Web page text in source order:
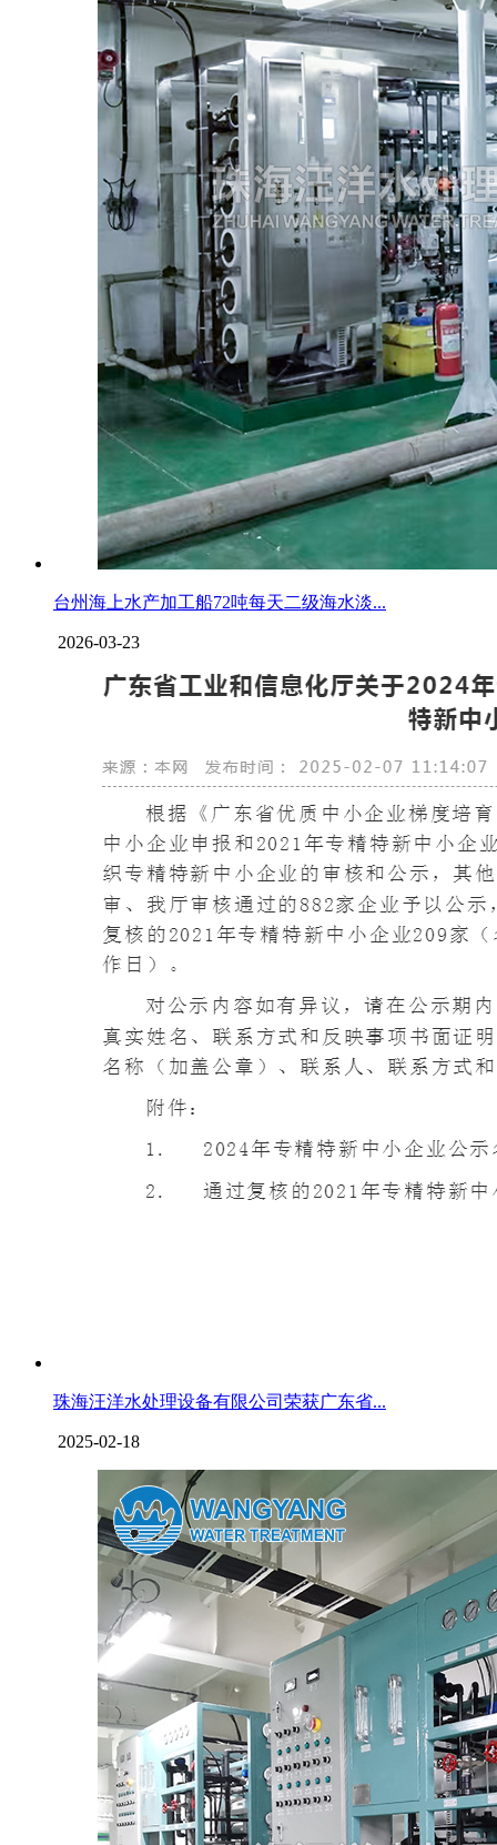
台州海上水产加工船72吨每天二级海水淡...
2026-03-23
珠海汪洋水处理设备有限公司荣获广东省...
2025-02-18